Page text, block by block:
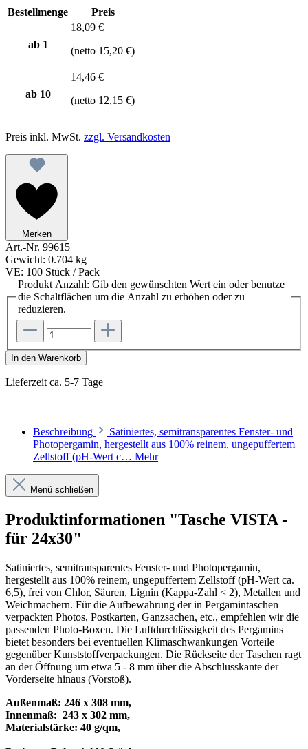
Bestellmenge Preis
ab 1
18,09 €
(netto 15,20 €)
ab 10
14,46 €
(netto 12,15 €)
Preis inkl. MwSt. zzgl. Versandkosten
Merken
Art.-Nr. 99615
Gewicht: 0.704 kg
VE: 100 Stück / Pack
Produkt Anzahl: Gib den gewünschten Wert ein oder benutze
die Schaltflächen um die Anzahl zu erhöhen oder zu
reduzieren.
In den Warenkorb
Lieferzeit ca. 5-7 Tage
Beschreibung
Satiniertes, semitransparentes Fenster- und
Photopergamin, hergestellt aus 100% reinem, ungepuffertem
Zellstoff (pH-Wert c… Mehr
Menü schließen
Produktinformationen "Tasche VISTA -
für 24x30"
Satiniertes, semitransparentes Fenster- und Photopergamin,
hergestellt aus 100% reinem, ungepuffertem Zellstoff (pH-Wert ca.
6,5), frei von Chlor, Säuren, Lignin (Kappa-Zahl < 2), Metallen und
Weichmachern. Für die Aufbewahrung der in Pergamintaschen
verpackten Photos, Postkarten, Ganzsachen, etc., empfehlen wir die
passenden Photo-Boxen. Die Luftdurchlässigkeit des Pergamins
bietet besonders bei eventuellen Klimaschwankungen Vorteile
gegenüber Kunststoffverpackungen. Die Rückseite der Taschen ragt
an der Öffnung um etwa 5 - 8 mm über die Abschlusskante der
Vorderseite hinaus (Vorstoß).
Außenmaß: 246 x 308 mm,
Innenmaß: 243 x 302 mm,
Materialstärke: 40 g/qm,